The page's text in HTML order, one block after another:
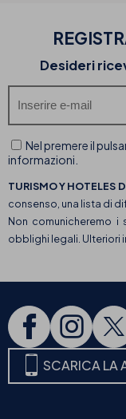
Desideri
Nel premere il
informazioni.
TURISMO Y HOTELES
consenso, una lista di
Non comunicheremo
obblighi legali. Ulteriori
SCARICA LA